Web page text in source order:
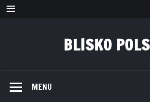
Przejdź
BLISKO
MENU